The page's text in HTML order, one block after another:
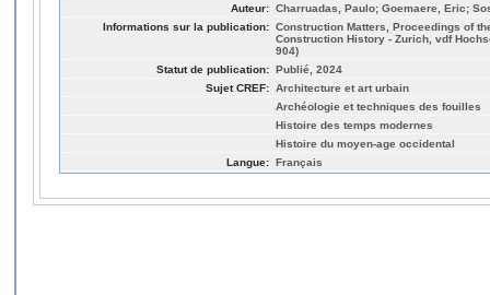
Auteur: Charruadas, Paulo; Goemaere, Eric;
Informations sur la publication: Construction Matters, Proceedings of
Construction History - Zurich, vdf
904)
Statut de publication: Publié, 2024
Sujet CREF: Architecture et art urbain
Archéologie et techniques des fouilles
Histoire des temps modernes
Histoire du moyen-age occidental
Langue: Français